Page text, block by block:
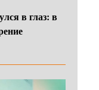
в глаз: в